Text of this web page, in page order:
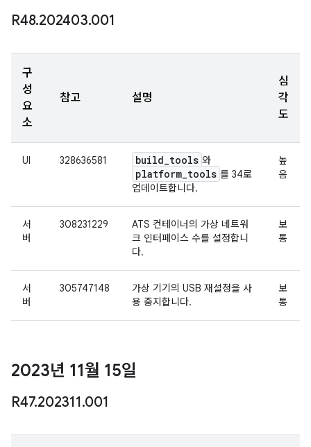
R48.202403.001
구
성
요
소
참고 설명
심
각
도
UI 328636581 build_tools 와
platform_tools 를 34로
업데이트합니다.
높
음
서
버
308231229
ATS 컨테이너의 가상 네트워
크 인터페이스 수를 설정합니
다.
보
통
서
버
305747148
가상 기기의 USB 재설정을 사
용 중지합니다.
보
통
2023년 11월 15일
R47.202311.001